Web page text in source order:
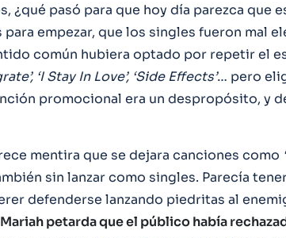
¿qué pasó para que hoy día parezca que
para empezar, que los singles fueron mal
común hubiera optado por repetir el
‘I Stay In Love’, ‘Side Effects’… pero
promocional era un despropósito, y
mentira que se dejara canciones como
sin lanzar como singles. Parecía
defenderse lanzando piedritas al
petarda que el público había